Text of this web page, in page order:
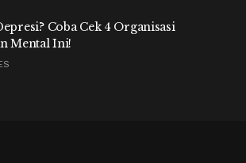
Coba Cek 4 Organisasi
Mental Ini!